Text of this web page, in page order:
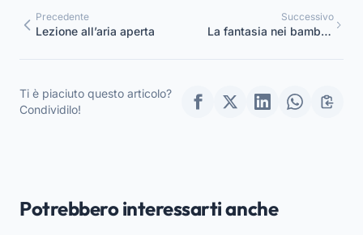
Precedente
Lezione all’aria aperta
Successivo
La fantasia nei bambini
Ti è piaciuto questo articolo?
Condividilo!
Potrebbero interessarti anche